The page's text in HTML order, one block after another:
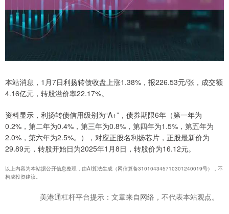
本站消息，1月7日利扬转债收盘上涨1.38%，报226.53元/张，成交额
4.16亿元，转股溢价率22.17%。
资料显示，利扬转债信用级别为“A+”，债券期限6年（第一年为
0.2%，第二年为0.4%，第三年为0.8%，第四年为1.5%，第五年为
2.0%，第六年为2.5%。），对应正股名利扬芯片，正股最新价为
29.89元，转股开始日为2025年1月8日，转股价为16.12元。
以上内容为本站据公开信息整理，由AI算法生成（网信算备310104345710301240019号），不
构成投资建议。
美港通杠杆平台提示：文章来自网络，不代表本站观点。